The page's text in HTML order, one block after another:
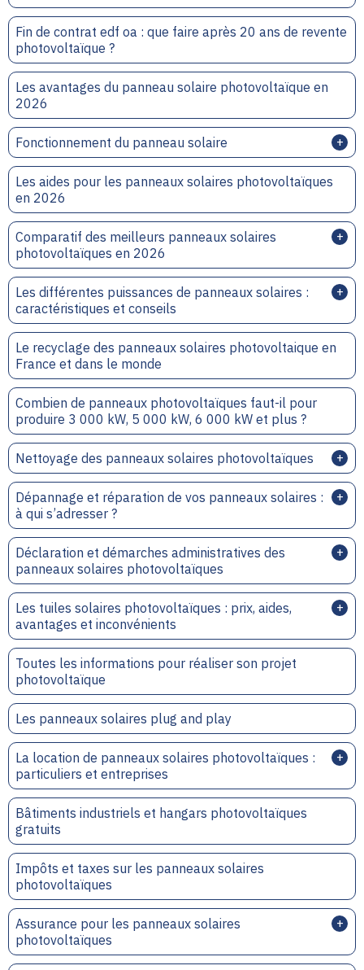
Fin de contrat edf oa : que faire après 20 ans de revente
photovoltaïque ?
Les avantages du panneau solaire photovoltaïque en
2026
Fonctionnement du panneau solaire
Les aides pour les panneaux solaires photovoltaïques
en 2026
Comparatif des meilleurs panneaux solaires
photovoltaïques en 2026
Les différentes puissances de panneaux solaires :
caractéristiques et conseils
Le recyclage des panneaux solaires photovoltaique en
France et dans le monde
Combien de panneaux photovoltaïques faut-il pour
produire 3 000 kW, 5 000 kW, 6 000 kW et plus ?
Nettoyage des panneaux solaires photovoltaïques
Dépannage et réparation de vos panneaux solaires :
à qui s’adresser ?
Déclaration et démarches administratives des
panneaux solaires photovoltaïques
Les tuiles solaires photovoltaïques : prix, aides,
avantages et inconvénients
Toutes les informations pour réaliser son projet
photovoltaïque
Les panneaux solaires plug and play
La location de panneaux solaires photovoltaïques :
particuliers et entreprises
Bâtiments industriels et hangars photovoltaïques
gratuits
Impôts et taxes sur les panneaux solaires
photovoltaïques
Assurance pour les panneaux solaires
photovoltaïques